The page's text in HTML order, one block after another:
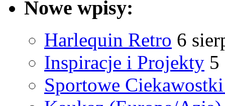
Nowe wpisy:
Harlequin Retro 6
Inspiracje i Projekty 5
Sportowe